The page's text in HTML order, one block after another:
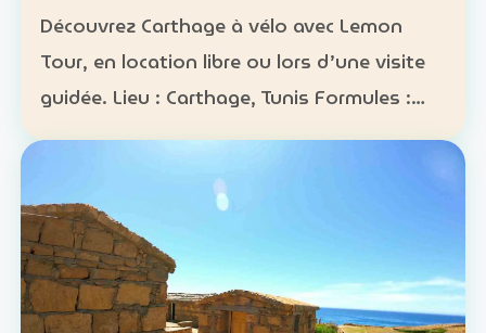
Découvrez Carthage à vélo avec Lemon
Tour, en location libre ou lors d’une visite
guidée. Lieu : Carthage, Tunis Formules :
location libre ou parcours accompagné
patrimoine lo…